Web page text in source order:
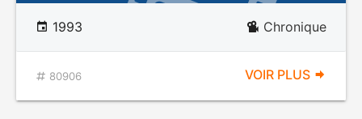
1993 Chronique
80906 VOIR PLUS